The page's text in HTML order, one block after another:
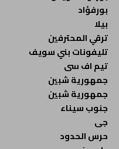
بورفؤاد
بيلا
ترقي المحترفين
تليفونات بني سويف
تيم اف سى
جمهورية شبين
جمهورية شبين
جنوب سيناء
جى
حرس الحدود